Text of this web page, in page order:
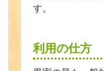
す。
利用の仕方